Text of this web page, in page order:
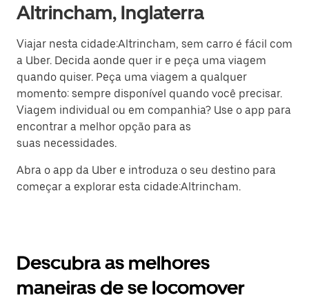
Altrincham, Inglaterra
Viajar nesta cidade:Altrincham, sem carro é fácil com
a Uber. Decida aonde quer ir e peça uma viagem
quando quiser. Peça uma viagem a qualquer
momento: sempre disponível quando você precisar.
Viagem individual ou em companhia? Use o app para
encontrar a melhor opção para as
suas necessidades.
Abra o app da Uber e introduza o seu destino para
começar a explorar esta cidade:Altrincham.
Descubra as melhores
maneiras de se locomover